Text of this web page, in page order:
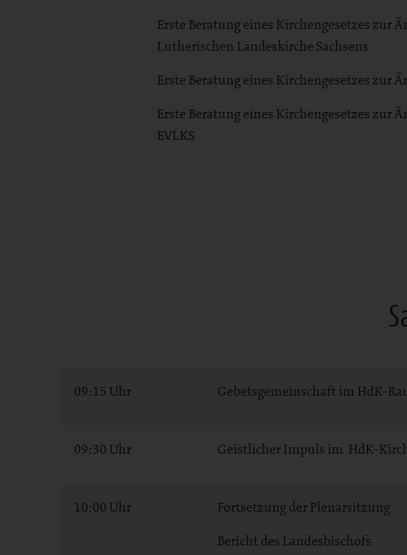
Erste Beratung eines Kirchengesetzes zur
Lutherischen Landeskirche Sachsens
Erste Beratung eines Kirchengesetzes zur
Erste Beratung eines Kirchengesetzes zur
EVLKS
09:15 Uhr Gebetsgemeinschaft im HdK-
09:30 Uhr Geistlicher Impuls im HdK-
10:00 Uhr
Fortsetzung der Plenarsitzung
Bericht des Landesbischofs